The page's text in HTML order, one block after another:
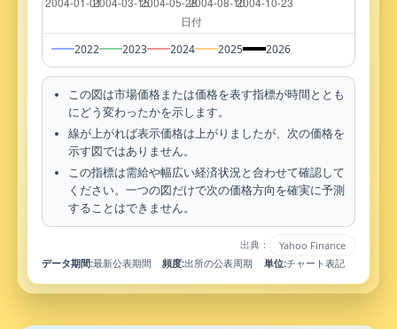
2022 2023 2024 2025 2026
この図は市場価格または価格を表す指標が時間ととも
にどう変わったかを示します。
線が上がれば表示価格は上がりましたが、次の価格を
示す図ではありません。
この指標は需給や幅広い経済状況と合わせて確認して
ください。一つの図だけで次の価格方向を確実に予測
することはできません。
出典：
Yahoo Finance
データ期間:最新公表期間 頻度:出所の公表周期 単位:チャート表記